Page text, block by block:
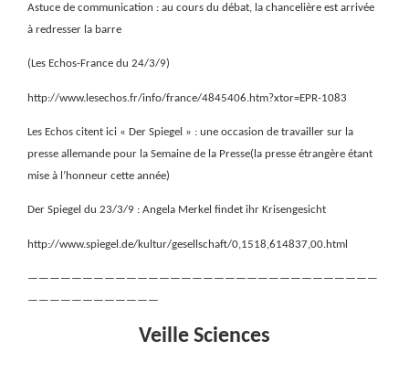
Astuce de communication : au cours du débat, la chancelière est arrivée
à redresser la barre
(Les Echos-France du 24/3/9)
http://www.lesechos.fr/info/france/4845406.htm?xtor=EPR-1083
Les Echos citent ici « Der Spiegel » : une occasion de travailler sur la
presse allemande pour la Semaine de la Presse(la presse étrangère étant
mise à l’honneur cette année)
Der Spiegel du 23/3/9 : Angela Merkel findet ihr Krisengesicht
http://www.spiegel.de/kultur/gesellschaft/0,1518,614837,00.html
————————————————————————————————
————————————
Veille Sciences